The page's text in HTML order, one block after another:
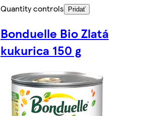
Quantity controls
Pridať
Bonduelle Bio Zlatá
kukurica 150 g